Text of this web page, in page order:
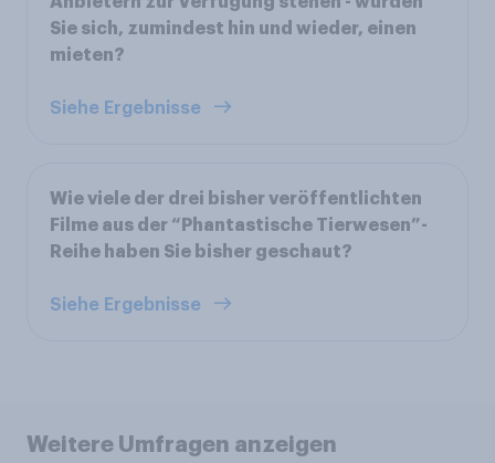
Sie sich, zumindest hin und wieder, einen
mieten?
Siehe Ergebnisse
Wie viele der drei bisher veröffentlichten
Filme aus der “Phantastische Tierwesen”-
Reihe haben Sie bisher geschaut?
Siehe Ergebnisse
Weitere Umfragen anzeigen